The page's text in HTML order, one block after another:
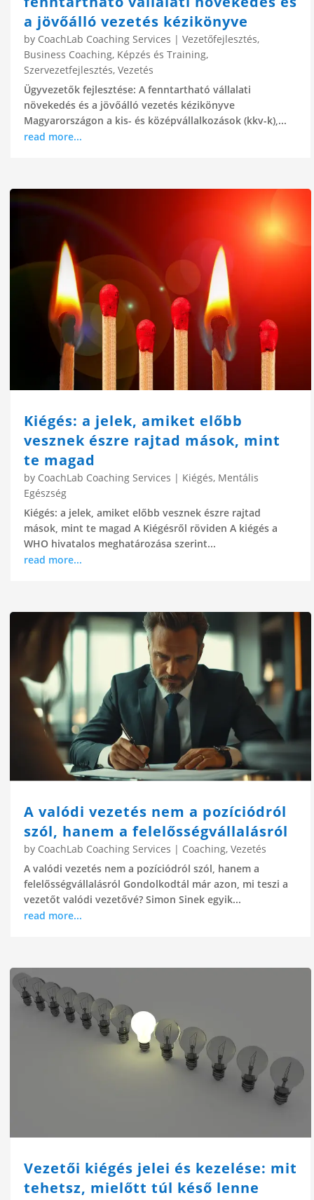
a jövőálló vezetés kézikönyve
by CoachLab Coaching Services | Vezetőfejlesztés,
Business Coaching, Képzés és Training,
Szervezetfejlesztés, Vezetés
Ügyvezetők fejlesztése: A fenntartható vállalati
növekedés és a jövőálló vezetés kézikönyve
Magyarországon a kis- és középvállalkozások (kkv-k),...
read more...
Kiégés: a jelek, amiket előbb
vesznek észre rajtad mások, mint
te magad
by CoachLab Coaching Services | Kiégés, Mentális
Egészség
Kiégés: a jelek, amiket előbb vesznek észre rajtad
mások, mint te magad A Kiégésről röviden A kiégés a
WHO hivatalos meghatározása szerint...
read more...
A valódi vezetés nem a pozíciódról
szól, hanem a felelősségvállalásról
by CoachLab Coaching Services | Coaching, Vezetés
A valódi vezetés nem a pozíciódról szól, hanem a
felelősségvállalásról Gondolkodtál már azon, mi teszi a
vezetőt valódi vezetővé? Simon Sinek egyik...
read more...
Vezetői kiégés jelei és kezelése: mit
tehetsz, mielőtt túl késő lenne